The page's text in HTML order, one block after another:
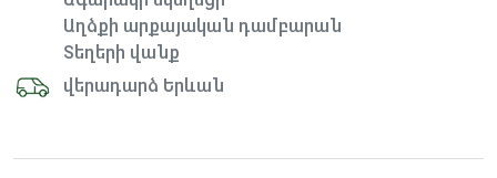
Աղձքի արքայական դամբարան
Տեղերի վանք
վերադարձ Երևան